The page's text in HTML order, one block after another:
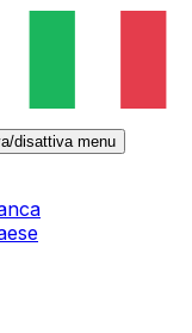
disattiva menu